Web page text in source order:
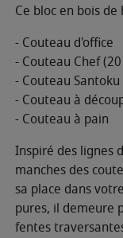
Ce bloc en bois
- Couteau d'office
- Couteau Chef
- Couteau Santoku
- Couteau à
- Couteau à pain
Inspiré des lignes
manches des
sa place dans
pures, il demeure
fentes